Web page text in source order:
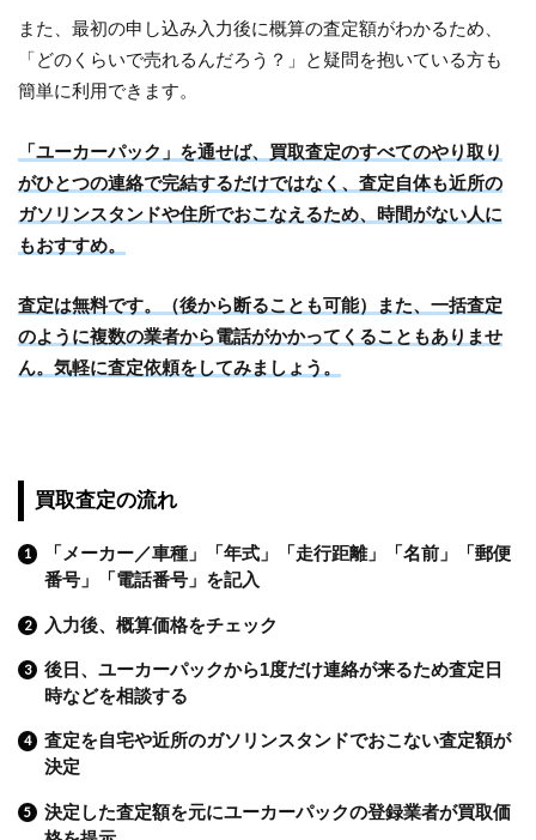
また、最初の申し込み入力後に概算の査定額がわかるため、
「どのくらいで売れるんだろう？」と疑問を抱いている方も
簡単に利用できます。
「ユーカーパック」を通せば、買取査定のすべてのやり取り
がひとつの連絡で完結するだけではなく、査定自体も近所の
ガソリンスタンドや住所でおこなえるため、時間がない人に
もおすすめ。
査定は無料です。（後から断ることも可能）また、一括査定
のように複数の業者から電話がかかってくることもありませ
ん。気軽に査定依頼をしてみましょう。
買取査定の流れ
「メーカー／車種」「年式」「走行距離」「名前」「郵便
番号」「電話番号」を記入
入力後、概算価格をチェック
後日、ユーカーパックから1度だけ連絡が来るため査定日
時などを相談する
査定を自宅や近所のガソリンスタンドでおこない査定額が
決定
決定した査定額を元にユーカーパックの登録業者が買取価